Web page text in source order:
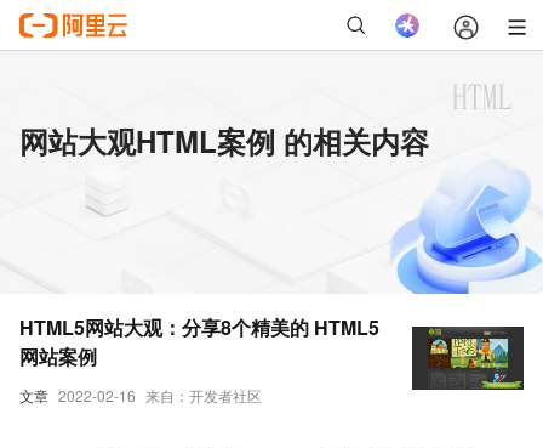
网站大观HTML案例 的相关内容
文章 2022-02-16 来自：开发者社区
HTML5网站大观：分享8个精美的 HTML5
网站案例